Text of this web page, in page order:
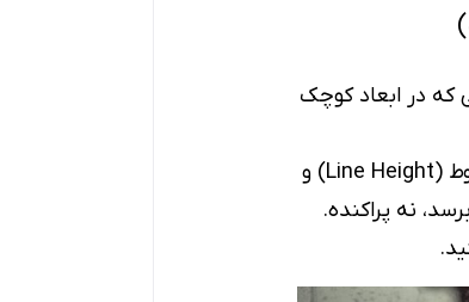
که در ابعاد کوچک
در نمایشگرهای موبایل، تبلت یا قالب‌های عمودی مانند Reels، فاصله‌ی بین خطوط (Line Height) و